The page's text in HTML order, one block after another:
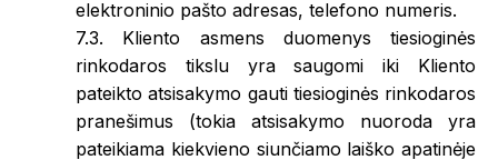
elektroninio pašto adresas, telefono numeris.
7.3. Kliento asmens duomenys tiesioginės
rinkodaros tikslu yra saugomi iki Kliento
pateikto atsisakymo gauti tiesioginės rinkodaros
pranešimus (tokia atsisakymo nuoroda yra
pateikiama kiekvieno siunčiamo laiško apatinėje